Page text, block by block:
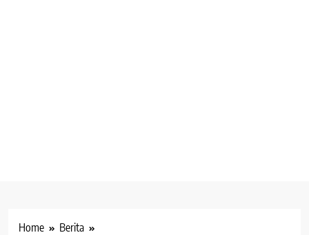
Home
Berita